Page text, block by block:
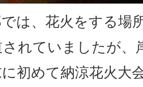
は、花火をする場
れていましたが、
初めて納涼花火大